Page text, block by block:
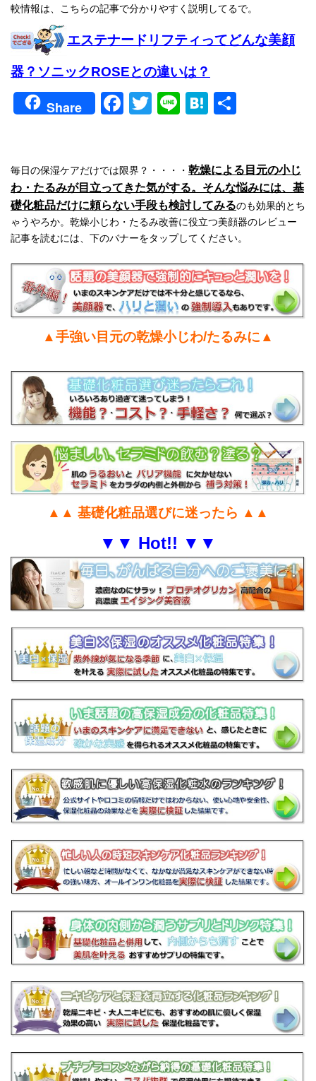
較情報は、こちらの記事で分かりやすく説明してるで。
エステナードリフティってどんな美顔
器？ソニックROSEとの違いは？
Share Facebook
Twitter
LineHatena
毎日の保湿ケアだけでは限界？・・・・ 乾燥による目元の小じ
わ・たるみが目立ってきた気がする。そんな悩みには、基
礎化粧品だけに頼らない手段も検討してみるのも効果的とち
ゃうやろか。乾燥小じわ・たるみ改善に役立つ美顔器のレビュー
記事を読むには、下のバナーをタップしてください。
▲手強い目元の乾燥小じわ/たるみに▲
▲▲ 基礎化粧品選びに迷ったら ▲▲
▼▼ Hot!! ▼▼